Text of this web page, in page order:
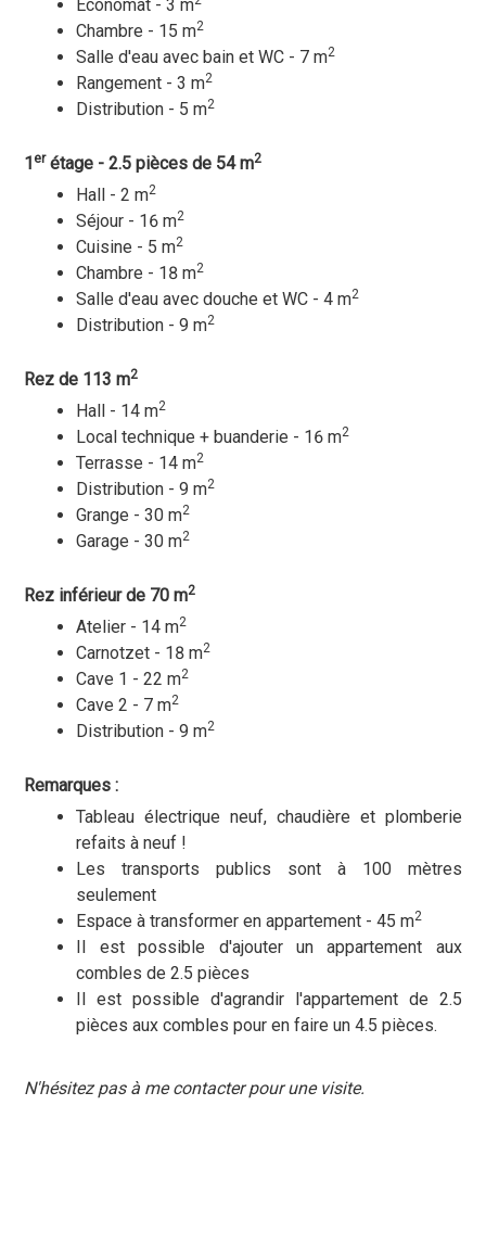
Economat - 3 m
Chambre - 15 m2
Salle d'eau avec bain et WC - 7 m2
Rangement - 3 m2
Distribution - 5 m2
1 erétage - 2.5 pièces de 54 m2
Hall - 2 m2
Séjour - 16 m2
Cuisine - 5 m2
Chambre - 18 m2
Salle d'eau avec douche et WC - 4 m2
Distribution - 9 m2
Rez de 113 m2
Hall - 14 m2
Local technique + buanderie - 16 m2
Terrasse - 14 m2
Distribution - 9 m2
Grange - 30 m2
Garage - 30 m2
Rez inférieur de 70 m2
Atelier - 14 m2
Carnotzet - 18 m2
Cave 1 - 22 m2
Cave 2 - 7 m2
Distribution - 9 m2
Remarques :
Tableau électrique neuf, chaudière et plomberie
refaits à neuf !
Les transports publics sont à 100 mètres
seulement
Espace à transformer en appartement - 45 m2
Il est possible d'ajouter un appartement aux
combles de 2.5 pièces
Il est possible d'agrandir l'appartement de 2.5
pièces aux combles pour en faire un 4.5 pièces.
N'hésitez pas à me contacter pour une visite.